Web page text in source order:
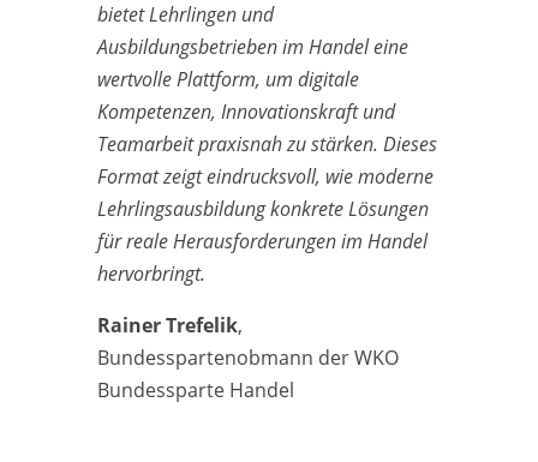
bietet Lehrlingen und
Ausbildungsbetrieben im Handel eine
wertvolle Plattform, um digitale
Kompetenzen, Innovationskraft und
Teamarbeit praxisnah zu stärken. Dieses
Format zeigt eindrucksvoll, wie moderne
Lehrlingsausbildung konkrete Lösungen
für reale Herausforderungen im Handel
hervorbringt.
Rainer Trefelik,
Bundesspartenobmann derWKO
Bundessparte Handel